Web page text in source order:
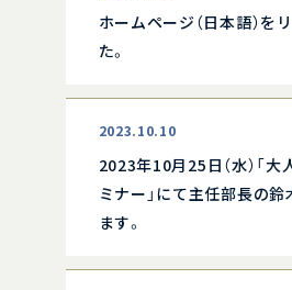
ホームページ（日本語）を
た。
2023.10.10
2023年10月25日（水）「
ミナー」にて主任部長の
ます。